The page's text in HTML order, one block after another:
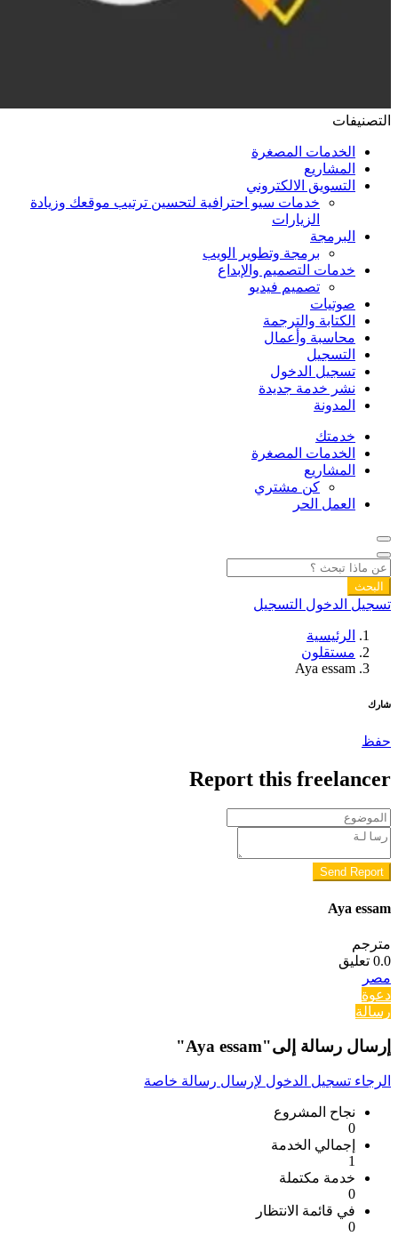
التصنيفات
الخدمات المصغرة
المشاريع
التسويق الالكتروني
خدمات سيو احترافية لتحسين ترتيب موقعك وزيادة
الزيارات
البرمجة
برمجة وتطوير الويب
خدمات التصميم والإبداع
تصميم فيديو
صوتيات
الكتابة والترجمة
محاسبة وأعمال
التسجيل
تسجيل الدخول
نشر خدمة جديدة
المدونة
خدمتك
الخدمات المصغرة
المشاريع
كن مشتري
العمل الحر
البحث
تسجيل الدخول التسجيل
الرئيسية
مستقلون
Aya essam
شارك
حفظ
Report this freelancer
Send Report
Aya essam
مترجم
0.0 تعليق
مصر
دعوة
رسالة
إرسال رسالة إلى"Aya essam"
الرجاء تسجيل الدخول لإرسال رسالة خاصة
نجاح المشروع
0
إجمالي الخدمة
1
خدمة مكتملة
0
في قائمة الانتظار
0